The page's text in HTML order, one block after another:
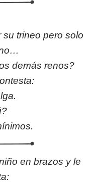
trineo pero solo
demás renos?
en brazos y le